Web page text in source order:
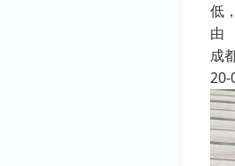
低
由
成
20-